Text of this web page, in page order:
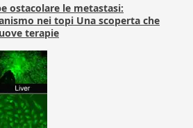
ostacolare le metastasi:
nei topi Una scoperta che
terapie